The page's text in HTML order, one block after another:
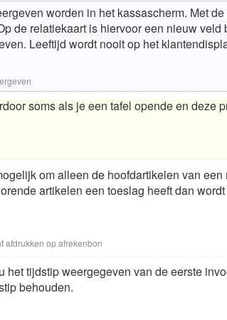
worden in het kassascherm. Met
de relatiekaart is hiervoor een nieuw veld
Leeftijd wordt nooit op het
soms als je een tafel opende en deze
om alleen de hoofdartikelen van
artikelen een toeslag heeft dan
afdrukken op afrekenbon
het tijdstip weergegeven van de eerste
behouden.